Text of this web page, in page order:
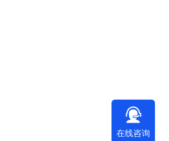
在线咨询